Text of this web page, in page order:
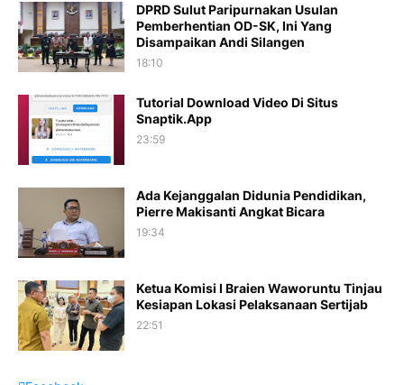
DPRD Sulut Paripurnakan Usulan
Pemberhentian OD-SK, Ini Yang
Disampaikan Andi Silangen
18:10
Tutorial Download Video Di Situs
Snaptik.App
23:59
Ada Kejanggalan Didunia Pendidikan,
Pierre Makisanti Angkat Bicara
19:34
Ketua Komisi I Braien Waworuntu Tinjau
Kesiapan Lokasi Pelaksanaan Sertijab
22:51